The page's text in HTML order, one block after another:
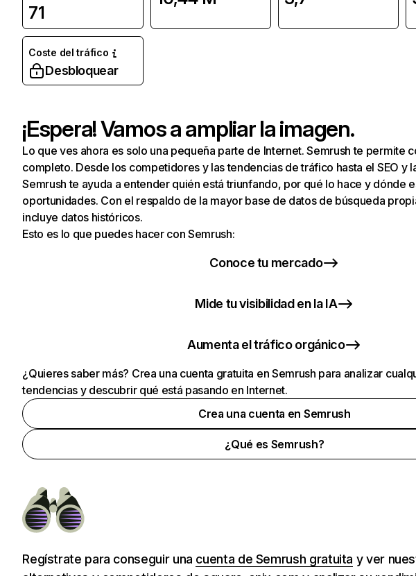
71
Coste del tráfico
Desbloquear
¡Espera! Vamos a ampliar la imagen.
Lo que ves ahora es solo una pequeña parte de Internet. Semrush te permite
completo. Desde los competidores y las tendencias de tráfico hasta el SEO y
Semrush te ayuda a entender quién está triunfando, por qué lo hace y dónde
oportunidades. Con el respaldo de la mayor base de datos de búsqueda
incluye datos históricos.
Esto es lo que puedes hacer con Semrush:
Conoce tu mercado
Mide tu visibilidad en la IA
Aumenta el tráfico orgánico
¿Quieres saber más? Crea una cuenta gratuita en Semrush para analizar
tendencias y descubrir qué está pasando en Internet.
Crea una cuenta en Semrush
¿Qué es Semrush?
Regístrate para conseguir una cuenta de Semrush gratuita y ver